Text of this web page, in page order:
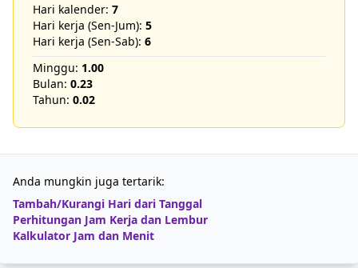
Hari kalender: 7
Hari kerja (Sen-Jum): 5
Hari kerja (Sen-Sab): 6
Minggu: 1.00
Bulan: 0.23
Tahun: 0.02
Anda mungkin juga tertarik:
Tambah/Kurangi Hari dari Tanggal
Perhitungan Jam Kerja dan Lembur
Kalkulator Jam dan Menit